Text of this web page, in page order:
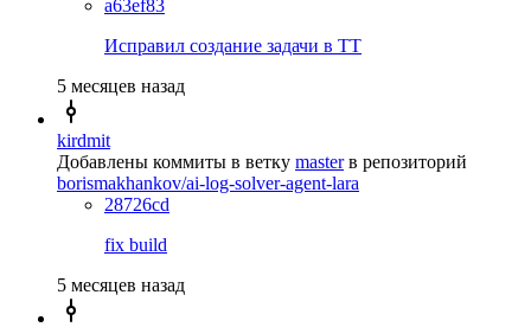
a63ef83
Исправил создание задачи в ТТ
5 месяцев назад
kirdmit
Добавлены коммиты в ветку master в репозиторий
borismakhankov/ai-log-solver-agent-lara
28726cd
fix build
5 месяцев назад